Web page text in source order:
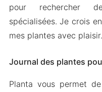
pour rechercher
spécialisées. Je crois
mes plantes avec plaisir.
Journal des plantes
Planta vous permet